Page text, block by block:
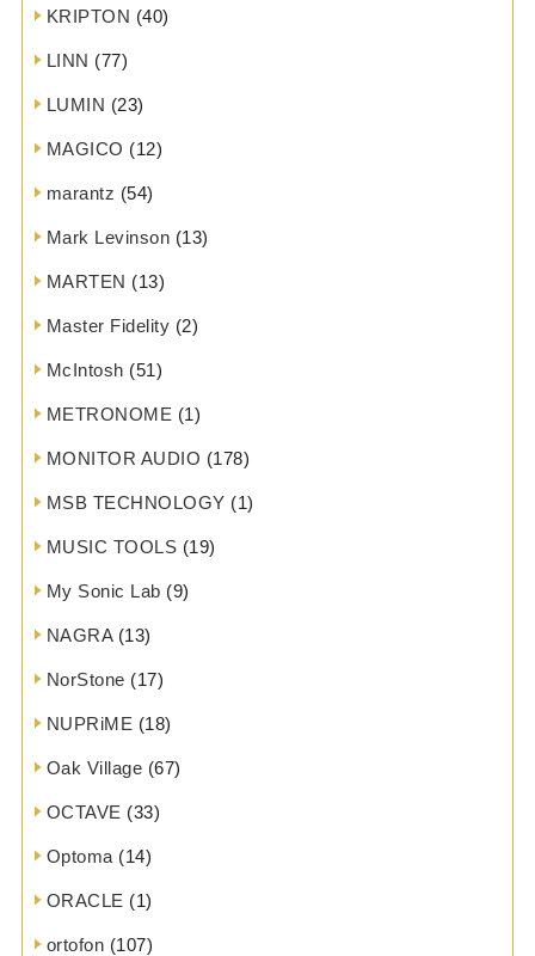
KRIPTON (40)
LINN (77)
LUMIN (23)
MAGICO (12)
marantz (54)
Mark Levinson (13)
MARTEN (13)
Master Fidelity (2)
McIntosh (51)
METRONOME (1)
MONITOR AUDIO (178)
MSB TECHNOLOGY (1)
MUSIC TOOLS (19)
My Sonic Lab (9)
NAGRA(13)
NorStone (17)
NUPRiME (18)
Oak Village (67)
OCTAVE (33)
Optoma (14)
ORACLE (1)
ortofon (107)